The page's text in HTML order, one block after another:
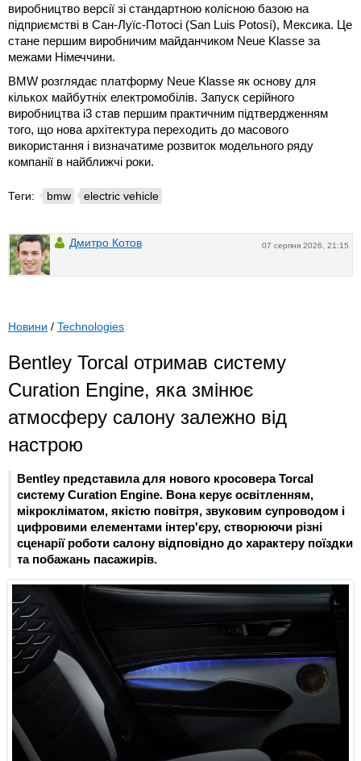
виробництво версії зі стандартною колісною базою на
підприємстві в Сан-Луїс-Потосі (San Luis Potosí), Мексика. Це
стане першим виробничим майданчиком Neue Klasse за
межами Німеччини.
BMW розглядає платформу Neue Klasse як основу для
кількох майбутніх електромобілів. Запуск серійного
виробництва i3 став першим практичним підтвердженням
того, що нова архітектура переходить до масового
використання і визначатиме розвиток модельного ряду
компанії в найближчі роки.
Теги: bmw electric vehicle
07 серпня 2026, 21:15
Дмитро Котов
Новини / Technologies
Bentley Torcal отримав систему
Curation Engine, яка змінює
атмосферу салону залежно від
настрою
Bentley представила для нового кросовера Torcal
систему Curation Engine. Вона керує освітленням,
мікрокліматом, якістю повітря, звуковим супроводом і
цифровими елементами інтер'єру, створюючи різні
сценарії роботи салону відповідно до характеру поїздки
та побажань пасажирів.